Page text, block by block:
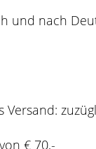
und nach
Versand:
€ 70,-